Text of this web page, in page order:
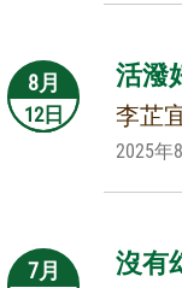
8月
12日
活潑
李芷
2025年
7月
沒有